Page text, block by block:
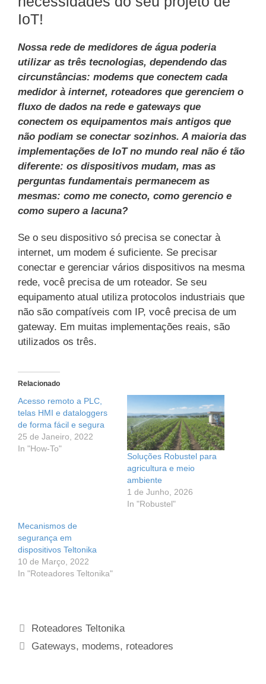
IoT!
Nossa rede de medidores de água poderia
utilizar as três tecnologias, dependendo das
circunstâncias: modems que conectem cada
medidor à internet, roteadores que gerenciem o
fluxo de dados na rede e gateways que
conectem os equipamentos mais antigos que
não podiam se conectar sozinhos. A maioria das
implementações de IoT no mundo real não é tão
diferente: os dispositivos mudam, mas as
perguntas fundamentais permanecem as
mesmas: como me conecto, como gerencio e
como supero a lacuna?
Se o seu dispositivo só precisa se conectar à
internet, um modem é suficiente. Se precisar
conectar e gerenciar vários dispositivos na mesma
rede, você precisa de um roteador. Se seu
equipamento atual utiliza protocolos industriais que
não são compatíveis com IP, você precisa de um
gateway. Em muitas implementações reais, são
utilizados os três.
Relacionado
Acesso remoto a PLC,
telas HMI e dataloggers
de forma fácil e segura
25 de Janeiro, 2022
In "How-To"
Soluções Robustel para
agricultura e meio
ambiente
1 de Junho, 2026
In "Robustel"
Mecanismos de
segurança em
dispositivos Teltonika
10 de Março, 2022
In "Roteadores Teltonika"
Categorias
Roteadores Teltonika
Etiquetas
Gateways, modems, roteadores